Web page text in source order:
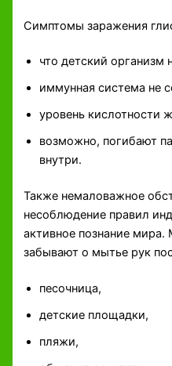
Симптомы заражения
что детский организм
иммунная система не
уровень кислотности
возможно, погибают
внутри.
Также немаловажное
несоблюдение правил
активное познание
забывают о мытье рук
песочница,
детские площадки,
пляжи,